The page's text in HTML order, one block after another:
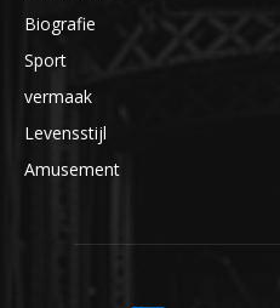
Biografie
Sport
vermaak
Levensstijl
Amusement